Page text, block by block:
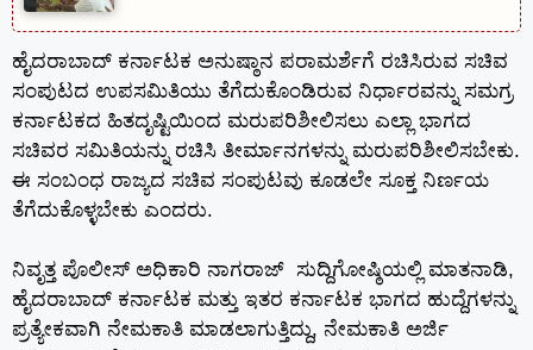
ಹೈದರಾಬಾದ್ ಕರ್ನಾಟಕ ಅನುಷ್ಠಾನ ಪರಾಮರ್ಶೆಗೆ ರಚಿಸಿರುವ ಸಚಿವ
ಸಂಪುಟದ ಉಪಸಮಿತಿಯು ತೆಗೆದುಕೊಂಡಿರುವ ನಿರ್ಧಾರವನ್ನು ಸಮಗ್ರ
ಕರ್ನಾಟಕದ ಹಿತದೃಷ್ಟಿಯಿಂದ ಮರುಪರಿಶೀಲಿಸಲು ಎಲ್ಲಾ ಭಾಗದ
ಸಚಿವರ ಸಮಿತಿಯನ್ನು ರಚಿಸಿ ತೀರ್ಮಾನಗಳನ್ನು ಮರುಪರಿಶೀಲಿಸಬೇಕು.
ಈ ಸಂಬಂಧ ರಾಜ್ಯದ ಸಚಿವ ಸಂಪುಟವು ಕೂಡಲೇ ಸೂಕ್ತ ನಿರ್ಣಯ
ತೆಗೆದುಕೊಳ್ಳಬೇಕು ಎಂದರು.
ನಿವೃತ್ತ ಪೊಲೀಸ್ ಅಧಿಕಾರಿ ನಾಗರಾಜ್ ಸುದ್ದಿಗೋಷ್ಠಿಯಲ್ಲಿ ಮಾತನಾಡಿ,
ಹೈದರಾಬಾದ್ ಕರ್ನಾಟಕ ಮತ್ತು ಇತರ ಕರ್ನಾಟಕ ಭಾಗದ ಹುದ್ದೆಗಳನ್ನು
ಪ್ರತ್ಯೇಕವಾಗಿ ನೇಮಕಾತಿ ಮಾಡಲಾಗುತ್ತಿದ್ದು, ನೇಮಕಾತಿ ಅರ್ಜಿ